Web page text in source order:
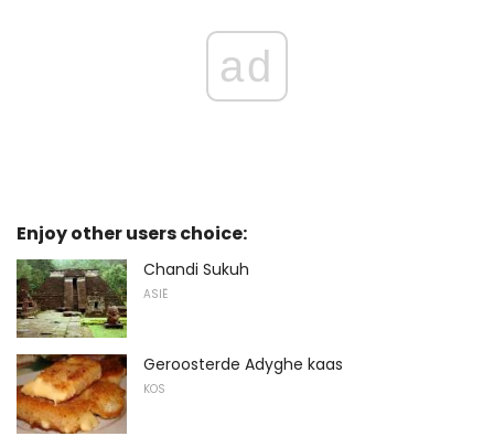
ad
Enjoy other users choice:
Chandi Sukuh
ASIË
Geroosterde Adyghe kaas
KOS